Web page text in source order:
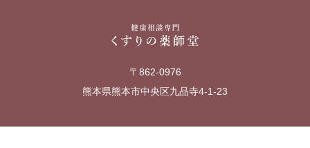
〒862-0976
熊本県熊本市中央区九品寺4-1-23